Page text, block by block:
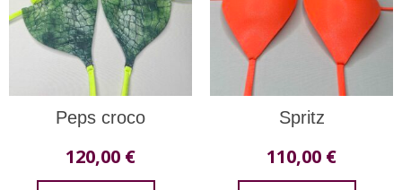
Peps croco
120,00 €
Spritz
110,00 €